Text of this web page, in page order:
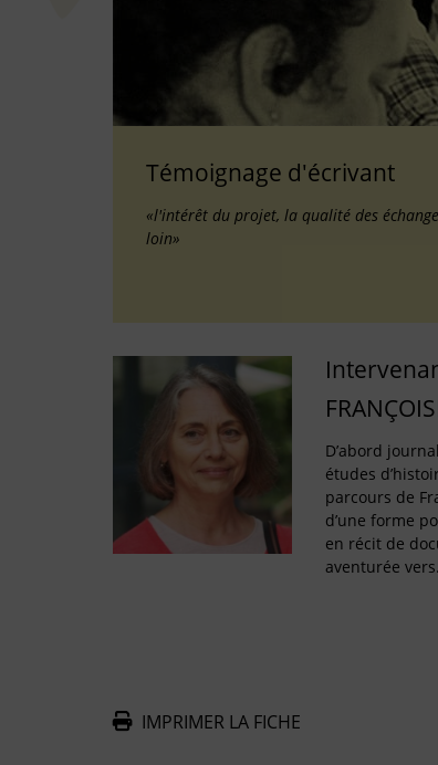
Témoignage d'écrivant
«l'intérêt du projet, la qualité des
loin»
D’abord
études
parcours de
d’une forme
en récit de
aventurée
IMPRIMER LA FICHE